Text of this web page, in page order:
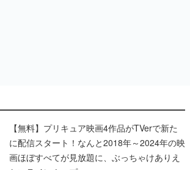
【無料】プリキュア映画4作品がTVerで新た
に配信スタート！なんと2018年～2024年の映
画ほぼすべてが見放題に、ぶっちゃけありえ